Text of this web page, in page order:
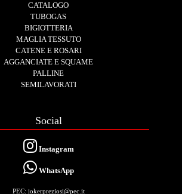
CATALOGO
TUBOGAS
BIGIOTTERIA
MAGLIA TESSUTO
CATENE E ROSARI
AGGANCIATE E SQUAME
PALLINE
SEMILAVORATI
Social
Instagram
WhatsApp
PEC: jokerpreziosi@pec.it